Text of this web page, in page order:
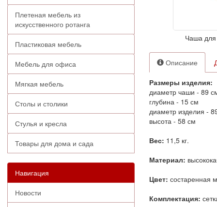
Плетеная мебель из
искусственного ротанга
Пластиковая мебель
Мебель для офиса
Мягкая мебель
Столы и столики
Стулья и кресла
Товары для дома и сада
Навигация
Новости
Чаша для
Описание
Размеры изделия:
диаметр чаши - 89
глубина - 15 см
диаметр изделия -
высота - 58 см
Вес: 11,5 кг.
Материал:
Цвет: состаренная
Комплектация: